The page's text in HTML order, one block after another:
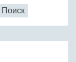
Поиск